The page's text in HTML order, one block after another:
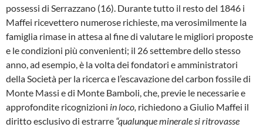
pos­sessi di Serrazzano (16). Durante tutto il resto del 1846 i
Maffei ricevettero numerose richie­ste, ma verosimilmente la
famiglia rimase in attesa al fine di valutare le migliori proposte
e le condizioni più convenienti; il 26 settem­bre dello stesso
anno, ad esempio, è la volta dei fondatori e amministratori
della Società per la ricerca e l’escavazione del carbon fossile di
Monte Massi e di Monte Bamboli, che, previe le necessarie e
approfondite ricognizioni in lo­co, richiedono a Giulio Maffei il
diritto esclusi­vo di estrarre “qualunque minerale si ritrovas­se